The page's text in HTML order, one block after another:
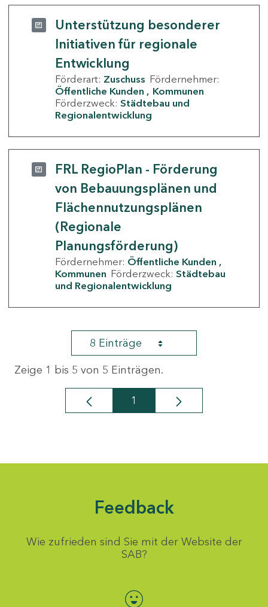
Unterstützung besonderer
Initiativen für regionale
Entwicklung
Förderart: Zuschuss Fördernehmer:
Öffentliche Kunden
Kommunen
Förderzweck: Städtebau und
Regionalentwicklung
FRL RegioPlan - Förderung
von Bebauungsplänen und
Flächennutzungsplänen
(Regionale
Planungsförderung)
Fördernehmer: Öffentliche Kunden
Kommunen Förderzweck: Städtebau
und Regionalentwicklung
8 Einträge
Zeige 1 bis 5 von 5 Einträgen.
Seite
1
Feedback
Wie zufrieden sind Sie mit der Website der
SAB?
Bewertung auswählen